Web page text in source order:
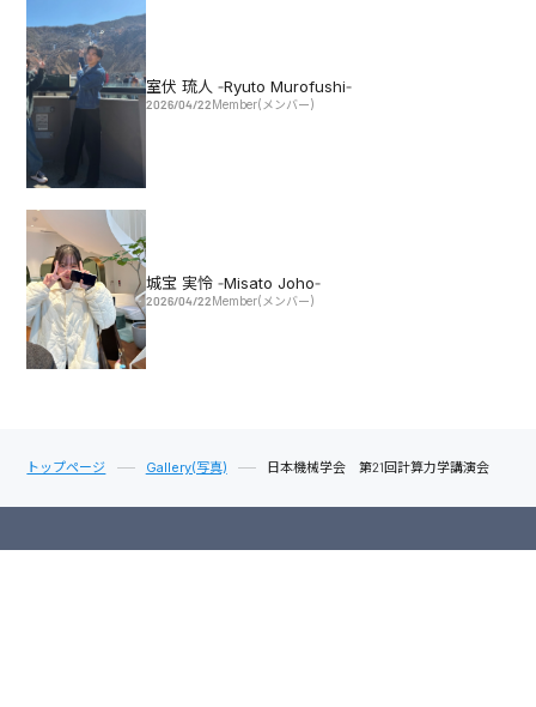
室伏 琉人 -Ryuto Murofushi-
2026/04/22 Member(メンバー)
城宝 実怜 -Misato Joho-
2026/04/22Member(メンバー)
トップページ Gallery(写真) 日本機械学会 第21回計算力学講演会